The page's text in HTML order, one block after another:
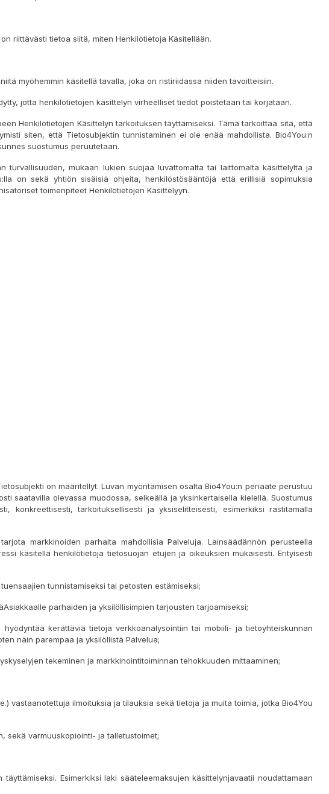
riittävästi tietoa siitä, miten Henkilö​​tietoja Käsitellään.
myöhemmin käsitellä tavalla, joka on ristiriidassa niiden tavoitteisiin.
jotta henkilötietojen käsittelyn virheelliset tiedot poistetaan tai korjataan.
Henkilötietojen Käsittelyn tarkoituksen täyttämiseksi. Tämä tarkoittaa sitä, että
siten, että Tietosubjektin tunnistaminen ei ole enää mahdollista. Bio4You:n
suostumus peruutetaan.
turvallisuuden, mukaan lukien suojaa luvattomalta tai laittomalta käsittelyltä ja
on sekä yhtiön sisäisiä ohjeita, henkilöstösääntöjä että erillisiä sopimuksia
toimenpiteet Henkilötietojen Käsittelyyn.
on määritellyt. Luvan myöntämisen osalta Bio4You:n periaate perustuu
saatavilla olevassa muodossa, selkeällä ja yksinkertaisella kielellä. Suostumus
konkreettisesti, tarkoituksellisesti ja yksiselitteisesti, esimerkiksi rastitamalla
markkinoiden parhaita mahdollisia Palveluja. Lainsäädännön perusteella
käsitellä henkilötietoja tietosuojan etujen ja oikeuksien mukaisesti. Erityisesti
tunnistamiseksi tai petosten estämiseksi;
parhaiden ja yksilöllisimpien tarjousten tarjoamiseksi;
kerättäviä tietoja verkkoanalysointiin tai mobiili- ja tietoyhteiskunnan
näin parempaa ja yksilöllistä Palvelua;
tekeminen ja markkinointitoiminnan tehokkuuden mittaaminen;
vastaanotettuja ilmoituksia ja tilauksia sekä tietoja ja muita toimia, jotka Bio4You
sekä varmuuskopiointi- ja talletustoimet;
Esimerkiksi laki sääteleemaksujen käsittelynjavaatii noudattamaan